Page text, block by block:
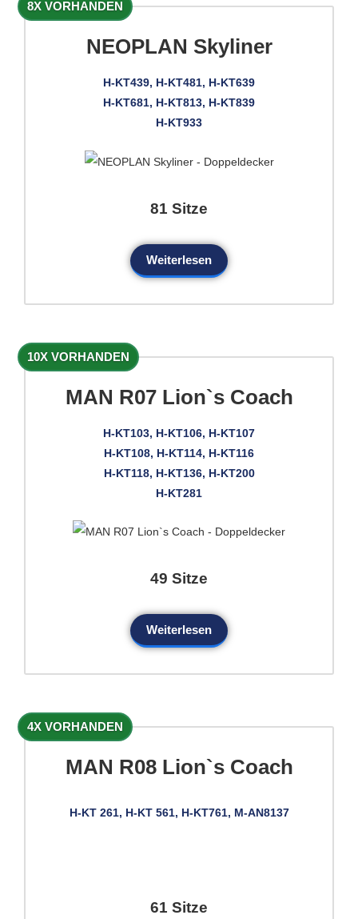
8X VORHANDEN
NEOPLAN Skyliner
H-KT439, H-KT481, H-KT639
H-KT681, H-KT813, H-KT839
H-KT933
81 Sitze
Weiterlesen
10X VORHANDEN
MAN R07 Lion`s Coach
H-KT103, H-KT106, H-KT107
H-KT108, H-KT114, H-KT116
H-KT118, H-KT136, H-KT200
H-KT281
49 Sitze
Weiterlesen
4X VORHANDEN
MAN R08 Lion`s Coach
H-KT 261, H-KT 561, H-KT761, M-AN8137
61 Sitze